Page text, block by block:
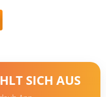
verzichten – die